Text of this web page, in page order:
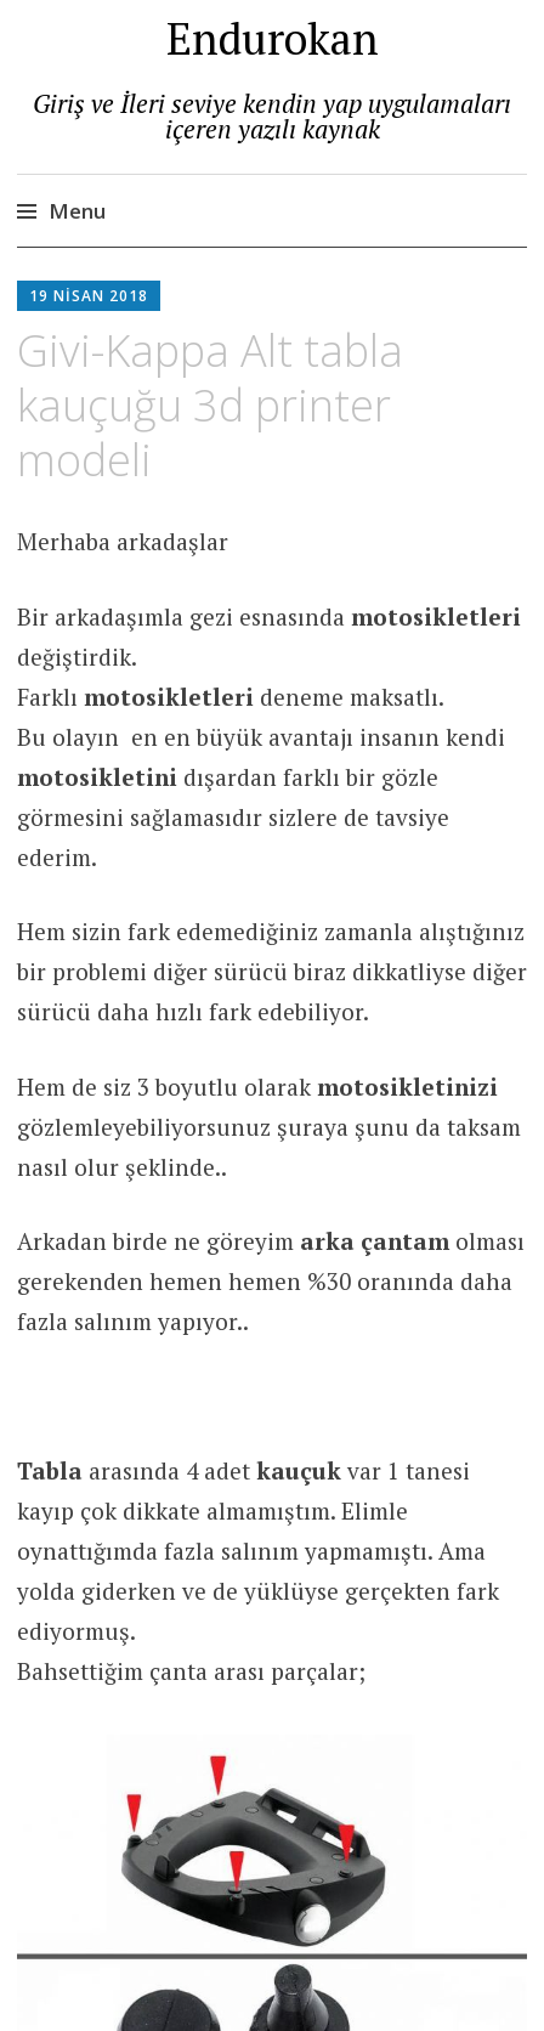
Endurokan
Giriş ve İleri seviye kendin yap uygulamaları
içeren yazılı kaynak
Menu
to
19 NISAN 2018
Givi-Kappa Alt tabla
kauçuğu 3d printer
modeli
Merhaba arkadaşlar
Bir arkadaşımla gezi esnasında motosikletleri
değiştirdik.
Farklı motosikletleri deneme maksatlı.
Bu olayın en en büyük avantajı insanın kendi
motosikletini dışardan farklı bir gözle
görmesini sağlamasıdır sizlere de tavsiye
ederim.
Hem sizin fark edemediğiniz zamanla alıştığınız
bir problemi diğer sürücü biraz dikkatliyse diğer
sürücü daha hızlı fark edebiliyor.
Hem de siz 3 boyutlu olarak motosikletinizi
gözlemleyebiliyorsunuz şuraya şunu da taksam
nasıl olur şeklinde..
Arkadan birde ne göreyim arka çantamolması
gerekenden hemen hemen %30 oranında daha
fazla salınım yapıyor..
Tabla arasında 4 adet kauçukvar 1 tanesi
kayıp çok dikkate almamıştım. Elimle
oynattığımda fazla salınım yapmamıştı. Ama
yolda giderken ve de yüklüyse gerçekten fark
ediyormuş.
Bahsettiğim çanta arası parçalar;